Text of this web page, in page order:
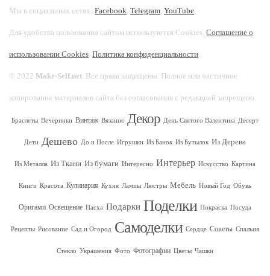
Мы в социальных сетях: Facebook Telegram YouTube
Для удобства пользования сайтом используются Cookies. Соглашение о
использовании Cookies Политика конфиденциальности
© 2022 Make-Self.net . Все права защищены. Полное или частичное
копирование материалов сайта без согласования с редакцией запрещено.
Браслеты Вечеринки Винтаж Вязание Декор День Святого Валентина Десерт
Дети Дешево До и После Игрушки Из Банок Из Бутылок Из Дерева
Из Металла Из Ткани Из бумаги Интересно Интерьер Искусство Картина
Книги Красота Кулинария Кухня Лампы Люстры Мебель Новый Год Обувь
Оригами Освещение Пасха Подарки Поделки Покраска Посуда
Рецепты Рисование Сад и Огород Самоделки Сердце Советы Спальня
Стекло Украшения Фото Фотографии Цветы Чашки